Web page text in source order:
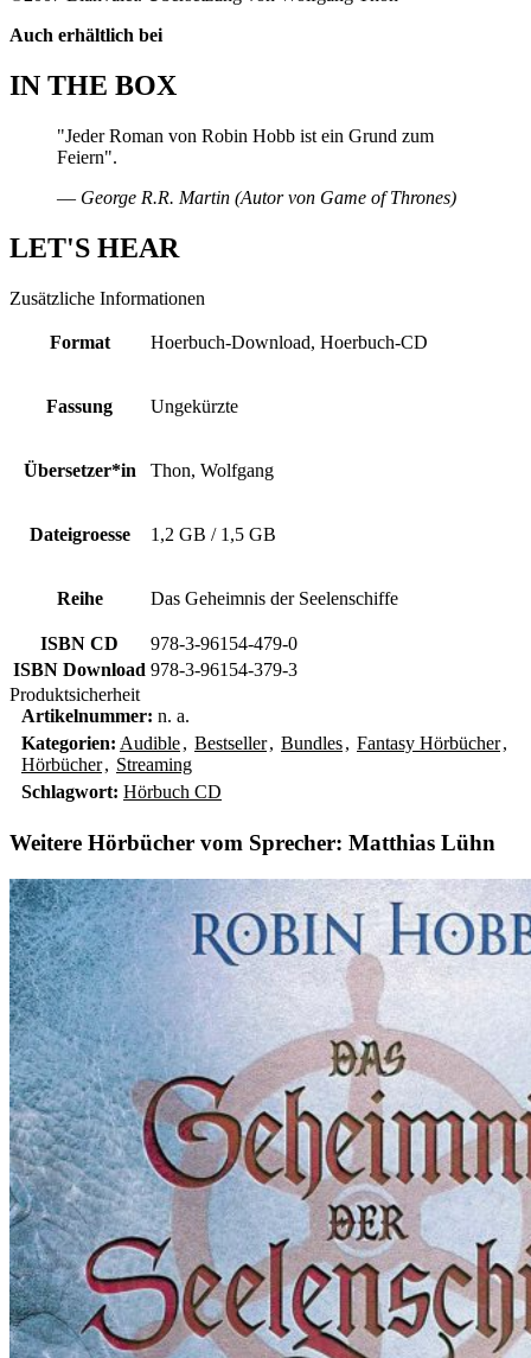
Auch erhältlich bei
IN THE BOX
"Jeder Roman von Robin Hobb ist ein Grund zum
Feiern".
― George R.R. Martin (Autor von Game of Thrones)
LET'S HEAR
Zusätzliche Informationen
Format Hoerbuch-Download, Hoerbuch-CD
Fassung Ungekürzte
Übersetzer*in Thon, Wolfgang
Dateigroesse 1,2 GB / 1,5 GB
Reihe Das Geheimnis der Seelenschiffe
ISBN CD
978-3-96154-479-0
ISBN Download 978-3-96154-379-3
Produktsicherheit
Artikelnummer: n. a.
Kategorien: Audible, Bestseller, Bundles, Fantasy Hörbücher,
Hörbücher, Streaming
Schlagwort: Hörbuch CD
Weitere Hörbücher vom Sprecher: Matthias Lühn